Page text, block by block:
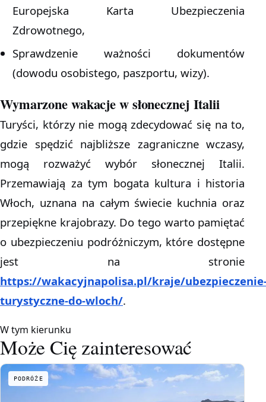
Europejska Karta Ubezpieczenia
Zdrowotnego,
Sprawdzenie ważności dokumentów
(dowodu osobistego, paszportu, wizy).
Wymarzone wakacje w słonecznej Italii
Turyści, którzy nie mogą zdecydować się na to,
gdzie spędzić najbliższe zagraniczne wczasy,
mogą rozważyć wybór słonecznej Italii.
Przemawiają za tym bogata kultura i historia
Włoch, uznana na całym świecie kuchnia oraz
przepiękne krajobrazy. Do tego warto pamiętać
o ubezpieczeniu podróżniczym, które dostępne
jest na stronie
https://wakacyjnapolisa.pl/kraje/
turystyczne-do-wloch/.
W tym kierunku
Może Cię zainteresować
PODRÓŻE